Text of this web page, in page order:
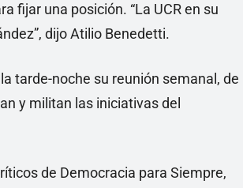
fijar una posición. “La UCR en su
dijo Atilio Benedetti.
tarde-noche su reunión semanal, de
y militan las iniciativas del
de Democracia para Siempre,